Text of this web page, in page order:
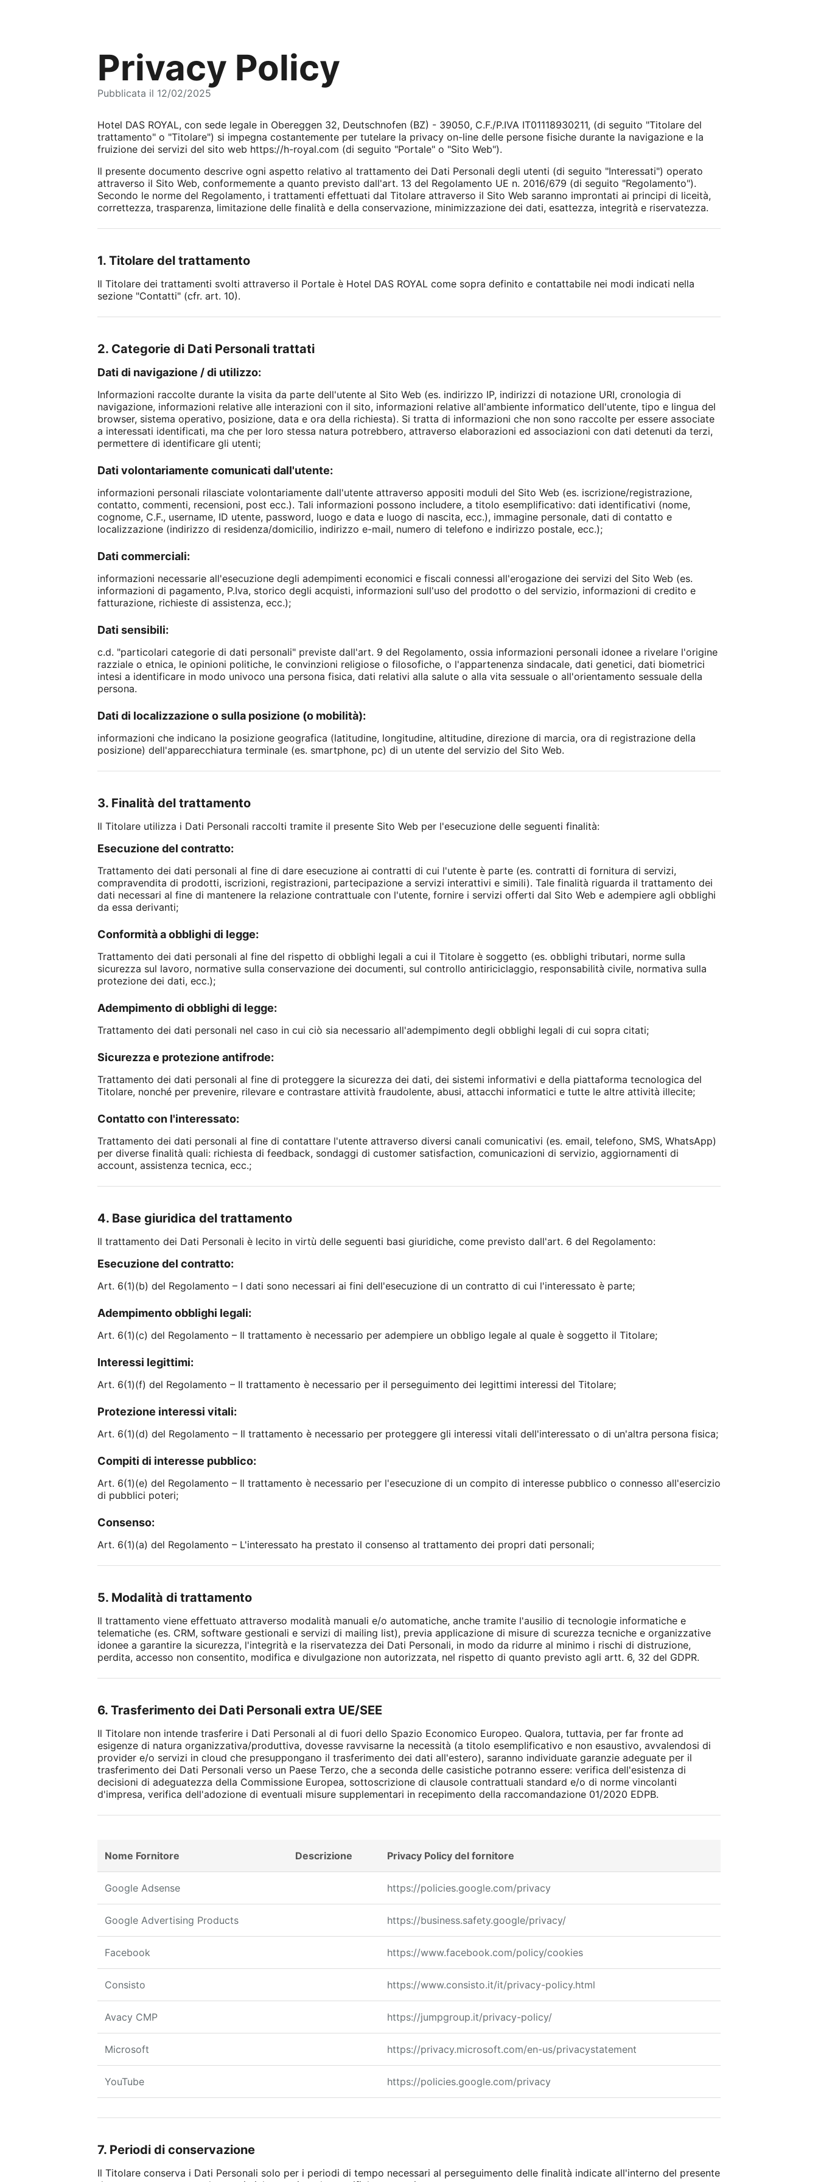
Privacy Policy
Pubblicata il 12/02/2025
Hotel DAS ROYAL, con sede legale in Obereggen 32, Deutschnofen (BZ) - 39050, C.F./P.IVA IT01118930211, (di seguito "Titolare del
trattamento" o "Titolare") si impegna costantemente per tutelare la privacy on-line delle persone fisiche durante la navigazione e la
fruizione dei servizi del sito web https://h-royal.com (di seguito "Portale" o "Sito Web").
Il presente documento descrive ogni aspetto relativo al trattamento dei Dati Personali degli utenti (di seguito "Interessati") operato
attraverso il Sito Web, conformemente a quanto previsto dall'art. 13 del Regolamento UE n. 2016/679 (di seguito "Regolamento").
Secondo le norme del Regolamento, i trattamenti effettuati dal Titolare attraverso il Sito Web saranno improntati ai principi di liceità,
correttezza, trasparenza, limitazione delle finalità e della conservazione, minimizzazione dei dati, esattezza, integrità e riservatezza.
1. Titolare del trattamento
Il Titolare dei trattamenti svolti attraverso il Portale è Hotel DAS ROYAL come sopra definito e contattabile nei modi indicati nella
sezione "Contatti" (cfr. art. 10).
2. Categorie di Dati Personali trattati
Dati di navigazione / di utilizzo:
Informazioni raccolte durante la visita da parte dell'utente al Sito Web (es. indirizzo IP, indirizzi di notazione URI, cronologia di
navigazione, informazioni relative alle interazioni con il sito, informazioni relative all'ambiente informatico dell'utente, tipo e lingua del
browser, sistema operativo, posizione, data e ora della richiesta). Si tratta di informazioni che non sono raccolte per essere associate
a interessati identificati, ma che per loro stessa natura potrebbero, attraverso elaborazioni ed associazioni con dati detenuti da terzi,
permettere di identificare gli utenti;
Dati volontariamente comunicati dall'utente:
informazioni personali rilasciate volontariamente dall'utente attraverso appositi moduli del Sito Web (es. iscrizione/registrazione,
contatto, commenti, recensioni, post ecc.). Tali informazioni possono includere, a titolo esemplificativo: dati identificativi (nome,
cognome, C.F., username, ID utente, password, luogo e data e luogo di nascita, ecc.), immagine personale, dati di contatto e
localizzazione (indirizzo di residenza/domicilio, indirizzo e-mail, numero di telefono e indirizzo postale, ecc.);
Dati commerciali:
informazioni necessarie all'esecuzione degli adempimenti economici e fiscali connessi all'erogazione dei servizi del Sito Web (es.
informazioni di pagamento, P.Iva, storico degli acquisti, informazioni sull'uso del prodotto o del servizio, informazioni di credito e
fatturazione, richieste di assistenza, ecc.);
Dati sensibili:
c.d. "particolari categorie di dati personali" previste dall'art. 9 del Regolamento, ossia informazioni personali idonee a rivelare l'origine
razziale o etnica, le opinioni politiche, le convinzioni religiose o filosofiche, o l'appartenenza sindacale, dati genetici, dati biometrici
intesi a identificare in modo univoco una persona fisica, dati relativi alla salute o alla vita sessuale o all'orientamento sessuale della
persona.
Dati di localizzazione o sulla posizione (o mobilità):
informazioni che indicano la posizione geografica (latitudine, longitudine, altitudine, direzione di marcia, ora di registrazione della
posizione) dell'apparecchiatura terminale (es. smartphone, pc) di un utente del servizio del Sito Web.
3. Finalità del trattamento
Il Titolare utilizza i Dati Personali raccolti tramite il presente Sito Web per l'esecuzione delle seguenti finalità:
Esecuzione del contratto:
Trattamento dei dati personali al fine di dare esecuzione ai contratti di cui l'utente è parte (es. contratti di fornitura di servizi,
compravendita di prodotti, iscrizioni, registrazioni, partecipazione a servizi interattivi e simili). Tale finalità riguarda il trattamento dei
dati necessari al fine di mantenere la relazione contrattuale con l'utente, fornire i servizi offerti dal Sito Web e adempiere agli obblighi
da essa derivanti;
Conformità a obblighi di legge:
Trattamento dei dati personali al fine del rispetto di obblighi legali a cui il Titolare è soggetto (es. obblighi tributari, norme sulla
sicurezza sul lavoro, normative sulla conservazione dei documenti, sul controllo antiriciclaggio, responsabilità civile, normativa sulla
protezione dei dati, ecc.);
Adempimento di obblighi di legge:
Trattamento dei dati personali nel caso in cui ciò sia necessario all'adempimento degli obblighi legali di cui sopra citati;
Sicurezza e protezione antifrode:
Trattamento dei dati personali al fine di proteggere la sicurezza dei dati, dei sistemi informativi e della piattaforma tecnologica del
Titolare, nonché per prevenire, rilevare e contrastare attività fraudolente, abusi, attacchi informatici e tutte le altre attività illecite;
Contatto con l'interessato:
Trattamento dei dati personali al fine di contattare l'utente attraverso diversi canali comunicativi (es. email, telefono, SMS, WhatsApp)
per diverse finalità quali: richiesta di feedback, sondaggi di customer satisfaction, comunicazioni di servizio, aggiornamenti di
account, assistenza tecnica, ecc.;
4. Base giuridica del trattamento
Il trattamento dei Dati Personali è lecito in virtù delle seguenti basi giuridiche, come previsto dall'art. 6 del Regolamento:
Esecuzione del contratto:
Art. 6(1)(b) del Regolamento – I dati sono necessari ai fini dell'esecuzione di un contratto di cui l'interessato è parte;
Adempimento obblighi legali:
Art. 6(1)(c) del Regolamento – Il trattamento è necessario per adempiere un obbligo legale al quale è soggetto il Titolare;
Interessi legittimi:
Art. 6(1)(f) del Regolamento – Il trattamento è necessario per il perseguimento dei legittimi interessi del Titolare;
Protezione interessi vitali:
Art. 6(1)(d) del Regolamento – Il trattamento è necessario per proteggere gli interessi vitali dell'interessato o di un'altra persona fisica;
Compiti di interesse pubblico:
Art. 6(1)(e) del Regolamento – Il trattamento è necessario per l'esecuzione di un compito di interesse pubblico o connesso all'esercizio
di pubblici poteri;
Consenso:
Art. 6(1)(a) del Regolamento – L'interessato ha prestato il consenso al trattamento dei propri dati personali;
5. Modalità di trattamento
Il trattamento viene effettuato attraverso modalità manuali e/o automatiche, anche tramite l'ausilio di tecnologie informatiche e
telematiche (es. CRM, software gestionali e servizi di mailing list), previa applicazione di misure di scurezza tecniche e organizzative
idonee a garantire la sicurezza, l'integrità e la riservatezza dei Dati Personali, in modo da ridurre al minimo i rischi di distruzione,
perdita, accesso non consentito, modifica e divulgazione non autorizzata, nel rispetto di quanto previsto agli artt. 6, 32 del GDPR.
6. Trasferimento dei Dati Personali extra UE/SEE
Il Titolare non intende trasferire i Dati Personali al di fuori dello Spazio Economico Europeo. Qualora, tuttavia, per far fronte ad
esigenze di natura organizzativa/produttiva, dovesse ravvisarne la necessità (a titolo esemplificativo e non esaustivo, avvalendosi di
provider e/o servizi in cloud che presuppongano il trasferimento dei dati all'estero), saranno individuate garanzie adeguate per il
trasferimento dei Dati Personali verso un Paese Terzo, che a seconda delle casistiche potranno essere: verifica dell'esistenza di
decisioni di adeguatezza della Commissione Europea, sottoscrizione di clausole contrattuali standard e/o di norme vincolanti
d'impresa, verifica dell'adozione di eventuali misure supplementari in recepimento della raccomandazione 01/2020 EDPB.
Nome Fornitore Descrizione Privacy Policy del fornitore
Google Adsense https://policies.google.com/privacy
Google Advertising Products https://business.safety.google/privacy/
Facebook https://www.facebook.com/policy/cookies
Consisto https://www.consisto.it/it/privacy-policy.html
Avacy CMP https://jumpgroup.it/privacy-policy/
Microsoft https://privacy.microsoft.com/en-us/privacystatement
YouTube https://policies.google.com/privacy
7. Periodi di conservazione
Il Titolare conserva i Dati Personali solo per i periodi di tempo necessari al perseguimento delle finalità indicate all'interno del presente